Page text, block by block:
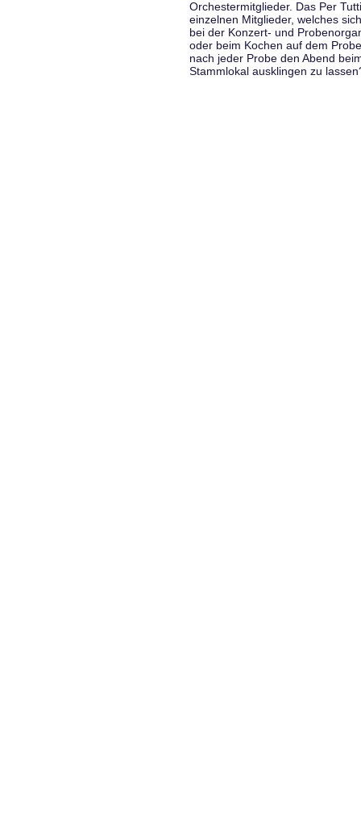
Orchestermitglieder. Das Per
einzelnen Mitglieder, welches
bei der Konzert- und
oder beim Kochen auf dem
nach jeder Probe den Abend
Stammlokal ausklingen zu